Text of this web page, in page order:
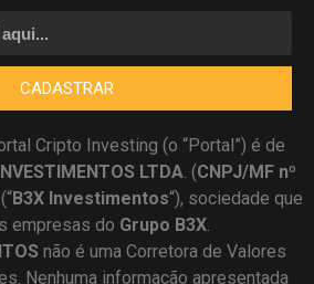
CADASTRAR
Cripto Investing (o “Portal”) é de
LTDA. (CNPJ/MF nº
B3X Investimentos“), sociedade que
empresas do Grupo B3X.
não é uma Corretora de Valores
Nenhuma informação apresentada